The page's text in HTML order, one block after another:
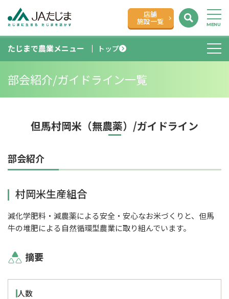
店舗
施設一覧
たじまで農業メニュー トップ
部会紹介/ガイドライン一覧
但馬村岡米（無農薬）/ガイドライン
部会紹介
村岡米生産組合
減化学肥料・減農薬による安全・安心なお米づくりと、但馬
牛の堆肥による自然循環型農業に取り組んでいます。
摘要
人数